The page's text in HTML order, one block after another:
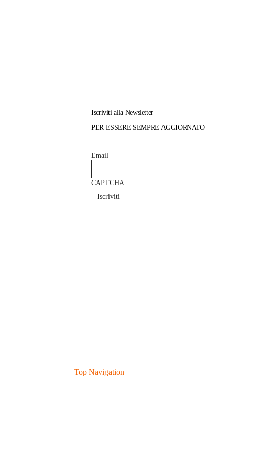
Iscriviti alla Newsletter
PER ESSERE SEMPRE AGGIORNATO
Email
CAPTCHA
Top Navigation